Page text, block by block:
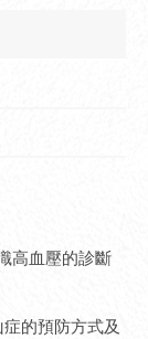
高血壓的診斷
的預防方式及